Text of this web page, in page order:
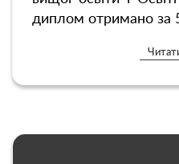
диплом отримано за